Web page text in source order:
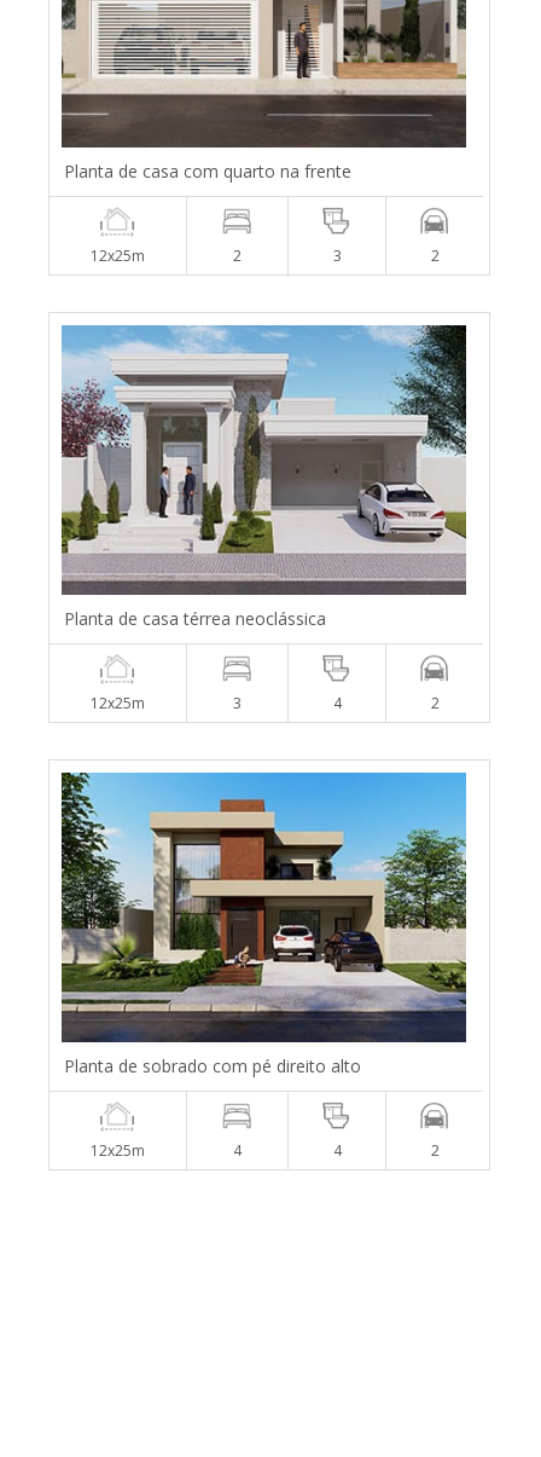
Planta de casa com quarto na frente
12x25m 2 3 2
Planta de casa térrea neoclássica
12x25m 3 4 2
Planta de sobrado com pé direito alto
12x25m 4 4 2